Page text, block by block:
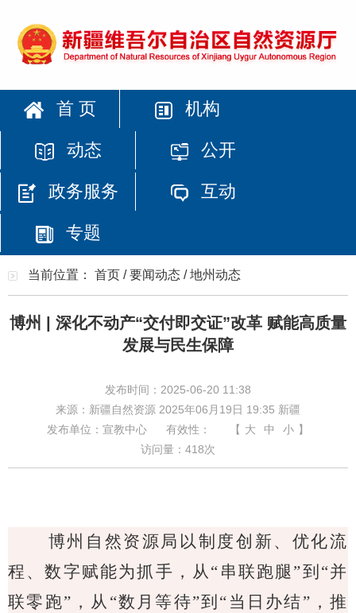
首 页 机构
动态 公开
政务服务 互动
专题
当前位置： 首页 /要闻动态 /地州动态
博州 | 深化不动产“交付即交证”改革 赋能高质量
发展与民生保障
发布时间：2025-06-20 11:38
来源：新疆自然资源 2025年06月19日 19:35 新疆
发布单位：宣教中心
有效性： 【 大 中 小 】
访问量： 418次
博州 自然资源局以制度创新、优化流
程、数字赋能为抓手，从“串联跑腿”到“并
联零跑”，从“数月等待”到“当日办结”，推